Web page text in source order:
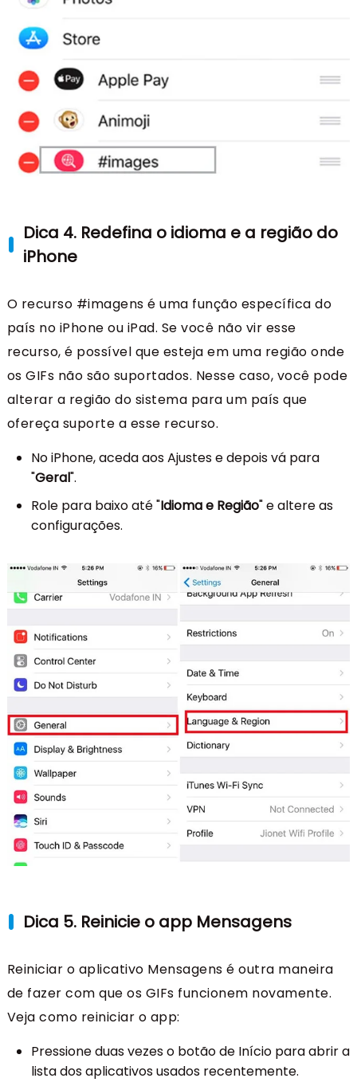
Dica 4. Redefina o idioma e a região do
iPhone
O recurso #imagens é uma função específica do
país no iPhone ou iPad. Se você não vir esse
recurso, é possível que esteja em uma região onde
os GIFs não são suportados. Nesse caso, você pode
alterar a região do sistema para um país que
ofereça suporte a esse recurso.
No iPhone, aceda aos Ajustes e depois vá para
"Geral".
Role para baixo até "Idioma e Região" e altere as
configurações.
Dica 5. Reinicie o app Mensagens
Reiniciar o aplicativo Mensagens é outra maneira
de fazer com que os GIFs funcionem novamente.
Veja como reiniciar o app:
Pressione duas vezes o botão de Início para abrir a
lista dos aplicativos usados recentemente.